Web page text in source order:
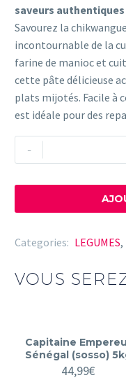
saveurs authentiques
Savourez la
incontournable de la
farine de manioc et
cette pâte délicieuse
plats mijotés. Facile à
est idéale pour des
-
quantité
de
(Lot
3
Categories: LEGUMES,
VOUS
Capitaine
Sénégal (sosso)
44,99€